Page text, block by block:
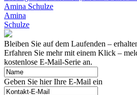
Amina Schulze
Amina
Schulze
Bleiben Sie auf dem Laufenden –
Erfahren Sie mehr mit einem Klick –
kostenlose E-Mail-Serie an.
Geben Sie hier Ihre E-Mail ein